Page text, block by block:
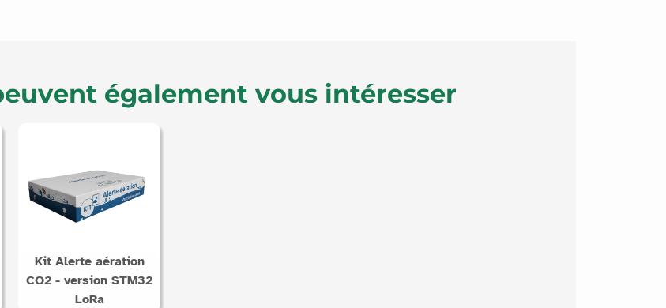
également vous intéresser
Kit Alerte aération
CO2 - version STM32
LoRa